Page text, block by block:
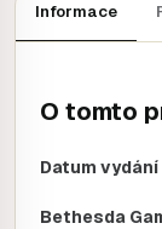
Informace
O tomto
Datum vydání
Bethesda